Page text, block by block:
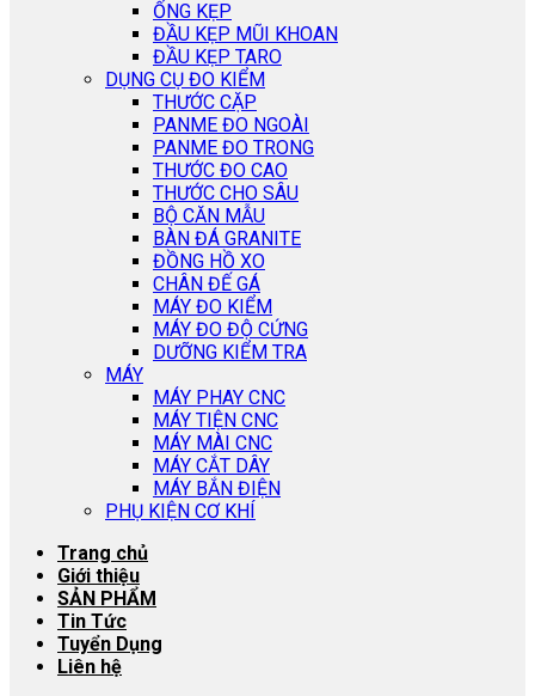
ỐNG KẸP
ĐẦU KẸP MŨI KHOAN
ĐẦU KẸP TARO
DỤNG CỤ ĐO KIỂM
THƯỚC CẶP
PANME ĐO NGOÀI
PANME ĐO TRONG
THƯỚC ĐO CAO
THƯỚC CHO SÂU
BỘ CĂN MẪU
BÀN ĐÁ GRANITE
ĐỒNG HỒ XO
CHÂN ĐẾ GÁ
MÁY ĐO KIỂM
MÁY ĐO ĐỘ CỨNG
DƯỠNG KIỂM TRA
MÁY
MÁY PHAY CNC
MÁY TIỆN CNC
MÁY MÀI CNC
MÁY CẮT DÂY
MÁY BẮN ĐIỆN
PHỤ KIỆN CƠ KHÍ
Trang chủ
Giới thiệu
SẢN PHẨM
Tin Tức
Tuyển Dụng
Liên hệ